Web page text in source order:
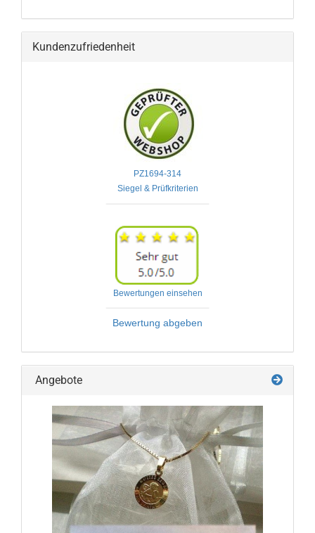
Kundenzufriedenheit
PZ1694-314
Bewertungen einsehen
Bewertung abgeben
Angebote